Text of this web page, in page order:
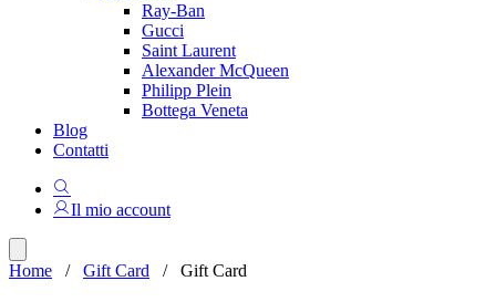
Ray-Ban
Gucci
Saint Laurent
Alexander McQueen
Philipp Plein
Bottega Veneta
Blog
Contatti
Il mio account
Home / Gift Card / Gift Card